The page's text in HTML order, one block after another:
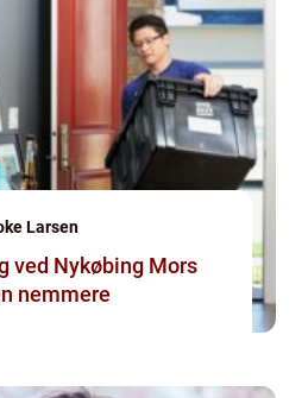
Larsen
ved Nykøbing Mors
nemmere